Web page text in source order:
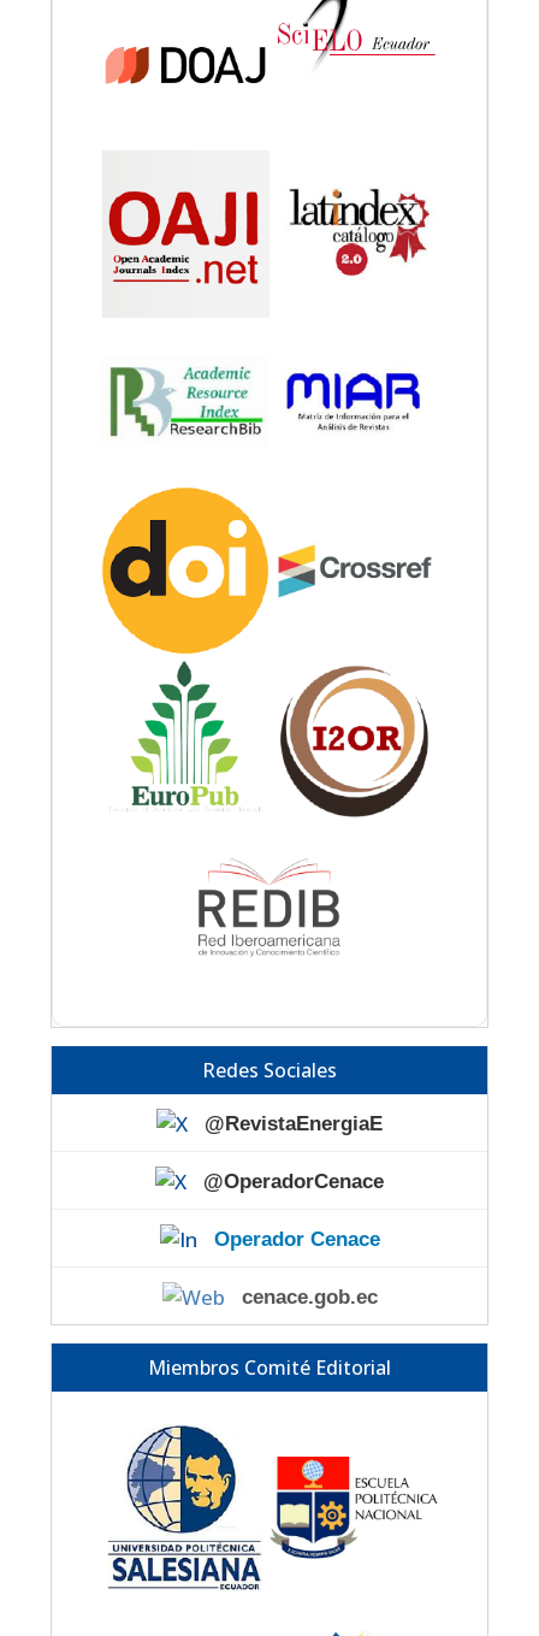
Redes Sociales
@RevistaEnergiaE
@OperadorCenace
Operador Cenace
cenace.gob.ec
Miembros Comité Editorial